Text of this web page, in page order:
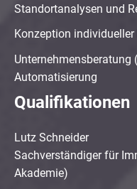
Standortanalysen und
Konzeption
Unternehmensberatung
Automatisierung
Qualifikationen
Lutz Schneider
Sachverständiger für
Akademie)